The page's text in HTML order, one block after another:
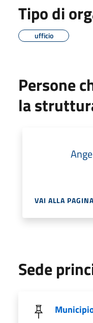
Tipo di
ufficio
Persone
la
VAI ALLA PAGINA
Sede